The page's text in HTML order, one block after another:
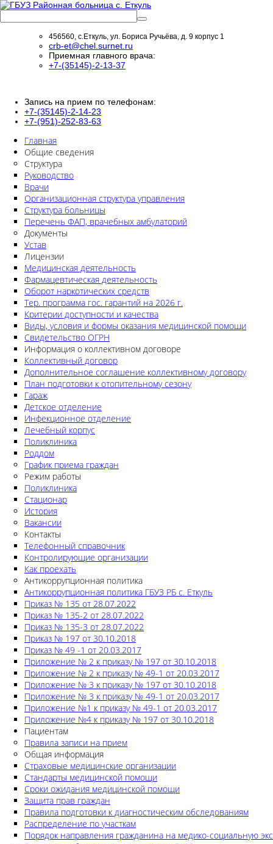
456560, с.Еткуль, ул. Бориса Ручьёва, д. 9 корпус 1
crb-et@chel.surnet.ru
Приемная главного врача:
+7-(35145)-2-13-37
Запись на прием по телефонам:
+7-(35145)-2-14-23
+7-(951)-252-83-63
Главная
Общие сведения
Структура
Руководство
Врачи
Организационная структура управления
Структура больницы
Перечень ФАП, врачебных амбулаторий
Документы
Устав
Лицензии
Медицинская деятельность
Фармацевтическая деятельность
Оборот наркотических средств
Тер. программа гос. гарантий на 2026 г.
Критерии доступности и качества
Виды, условия и формы оказания медицинской помощи
Свидетельство ОГРН
Информация о коллективном договоре
Коллективный договор
Дополнительное соглашение коллективному договору
План подготовки к отопительному сезону
Гараж
Детское отделение
Инфекционное отделение
Лечебный корпус
Поликлиника
Роддом
График приема граждан
Режим работы
Поликлиника
Стационар
История
Вакансии
Контакты
Телефонный справочник
Контролирующие организации
Как проехать
Антикоррупционная политика
Антикоррупционная политика ГБУЗ РБ с. Еткуль
Приказ № 135 от 28.07.2022
Приказ № 135-2 от 28.07.2022
Приказ № 135-3 от 28.07.2022
Приказ № 197 от 30.10.2018
Приказ № 49 -1 от 20.03.2017
Приложение № 2 к приказу № 197 от 30.10.2018
Приложение № 2 к приказу № 49-1 от 20.03.2017
Приложение № 3 к приказу № 197 от 30.10.2018
Приложение № 3 к приказу № 49-1 от 20.03.2017
Приложение №1 к приказу № 49-1 от 20.03.2017
Приложение №4 к приказу № 197 от 30.10.2018
Пациентам
Правила записи на прием
Общая информация
Страховые медицинские организации
Стандарты медицинской помощи
Сроки ожидания медицинской помощи
Защита прав граждан
Правила подготовки к диагностическим обследованиям
Распределение по участкам
Порядок направления гражданина на медико-социальную